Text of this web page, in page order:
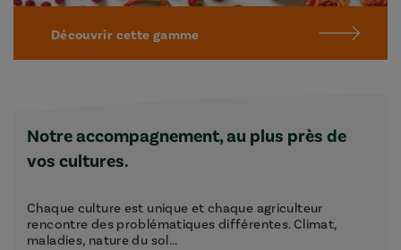
Découvrir cette gamme
Notre accompagnement, au plus près de
vos cultures.
Chaque culture est unique et chaque agriculteur
rencontre des problématiques différentes. Climat,
maladies, nature du sol...